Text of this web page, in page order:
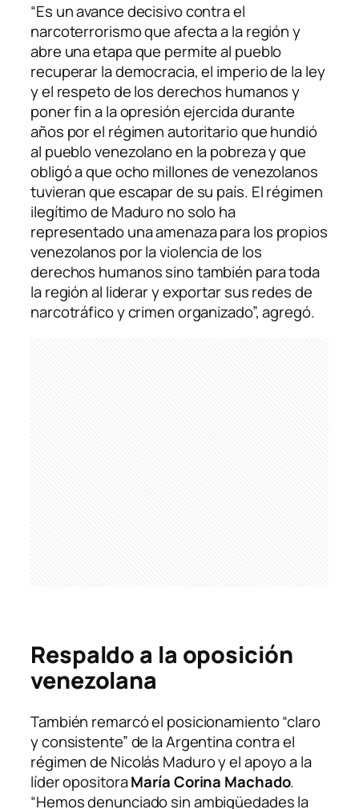
“Es un avance decisivo contra el
narcoterrorismo que afecta a la región y
abre una etapa que permite al pueblo
recuperar la democracia, el imperio de la ley
y el respeto de los derechos humanos y
poner fin a la opresión ejercida durante
años por el régimen autoritario que hundió
al pueblo venezolano en la pobreza y que
obligó a que ocho millones de venezolanos
tuvieran que escapar de su país. El régimen
ilegítimo de Maduro no solo ha
representado una amenaza para los propios
venezolanos por la violencia de los
derechos humanos sino también para toda
la región al liderar y exportar sus redes de
narcotráfico y crimen organizado”, agregó.
Respaldo a la oposición
venezolana
También remarcó el posicionamiento “claro
y consistente” de la Argentina contra el
régimen de Nicolás Maduro y el apoyo a la
líder opositoraMaría Corina Machado.
“Hemos denunciado sin ambigüedades la